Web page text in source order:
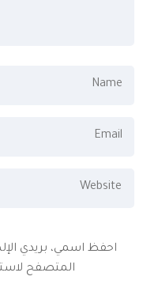
احفظ اسمي، بريدي
المتصفح